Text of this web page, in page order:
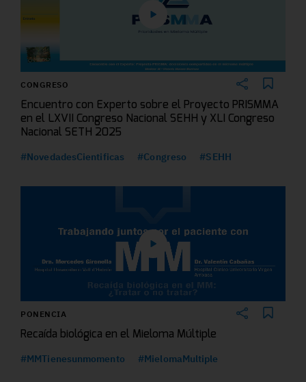
CONGRESO
Encuentro con Experto sobre el Proyecto PRISMMA
en el LXVII Congreso Nacional SEHH y XLI Congreso
Nacional SETH 2025
#NovedadesCientificas #Congreso #SEHH
PONENCIA
Recaída biológica en el Mieloma Múltiple
#MMTienesunmomento #MielomaMultiple